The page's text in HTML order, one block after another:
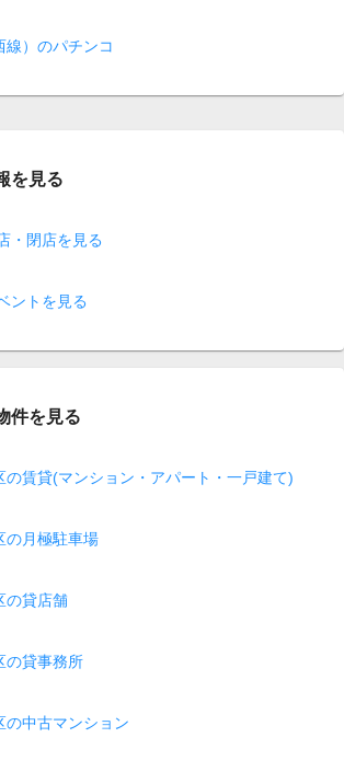
線）のパチンコ
を見る
・閉店を見る
ントを見る
件を見る
の賃貸(マンション・アパート・一戸建て)
の月極駐車場
の貸店舗
の貸事務所
の中古マンション